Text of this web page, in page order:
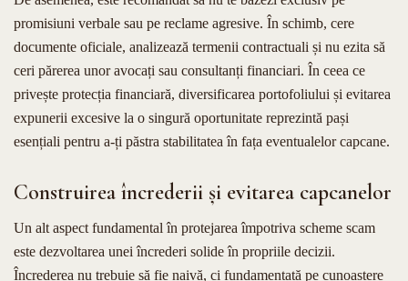
promisiuni verbale sau pe reclame agresive. În schimb, cere
documente oficiale, analizează termenii contractuali și nu ezita să
ceri părerea unor avocați sau consultanți financiari. În ceea ce
privește protecția financiară, diversificarea portofoliului și evitarea
expunerii excesive la o singură oportunitate reprezintă pași
esențiali pentru a-ți păstra stabilitatea în fața eventualelor capcane.
Construirea încrederii și evitarea capcanelor
Un alt aspect fundamental în protejarea împotriva scheme scam
este dezvoltarea unei încrederi solide în propriile decizii.
Încrederea nu trebuie să fie naivă, ci fundamentată pe cunoaștere